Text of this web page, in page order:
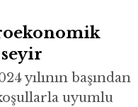
yılının başından
uyumlu